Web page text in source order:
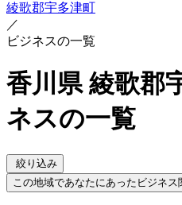
綾歌郡宇多津町
／
ビジネスの一覧
香川県 綾歌郡
ネスの一覧
絞り込み
この地域であなたにあったビジネ